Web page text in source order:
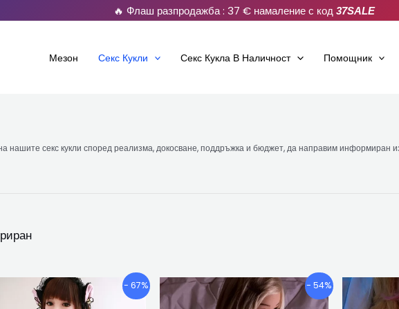
🔥 Флаш разпродажба : 37 € намаление с код 37SALE
Мезон Секс Кукли Секс Кукла В Наличност Помощник
нашите секс кукли според реализма, докосване, поддръжка и бюджет, да направим информиран
- 67%
Ценови
диапазон:
Този
- 54%
Ценови
диапазон:
Този